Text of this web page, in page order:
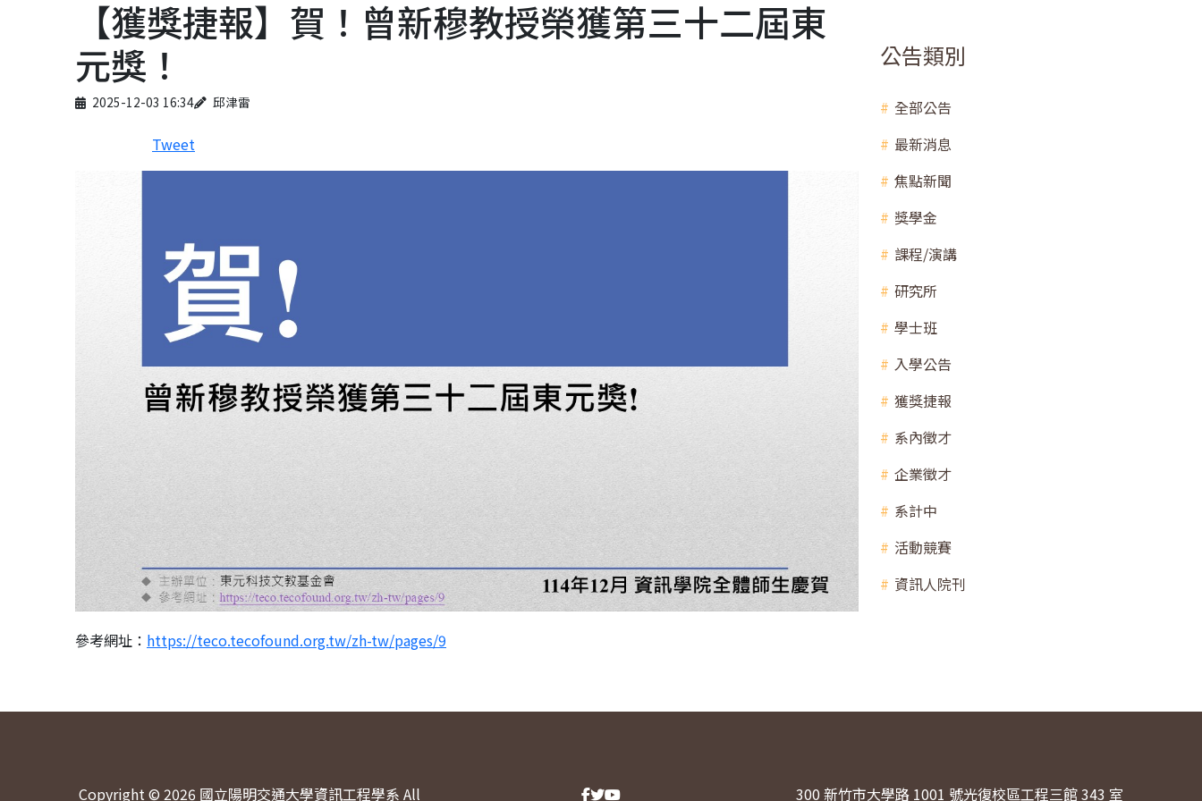
【獲獎捷報】賀！曾新穆教授榮獲第三十二屆東
元獎！
Published on
2025-12-03 16:34
Author 邱津雷
Tweet
參考網址： https://teco.tecofound.org.tw/zh-tw/pages/9
公告類別
全部公告
最新消息
焦點新聞
獎學金
課程/演講
研究所
學士班
入學公告
獲獎捷報
系內徵才
企業徵才
系計中
活動競賽
資訊人院刊
Copyright © 2026 國立陽明交通大學資訊工程學系 All 300 新竹市大學路 1001 號光復校區工程三館 343 室